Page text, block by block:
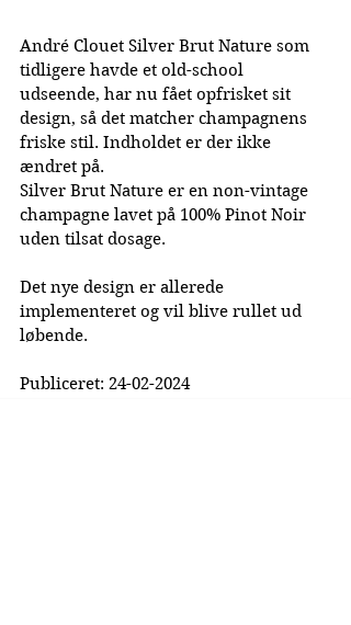
André Clouet Silver Brut Nature som
tidligere havde et old-school
udseende, har nu fået opfrisket sit
design, så det matcher champagnens
friske stil. Indholdet er der ikke
ændret på.
Silver Brut Nature er en non-vintage
champagne lavet på 100% Pinot Noir
uden tilsat dosage.
Det nye design er allerede
implementeret og vil blive rullet ud
løbende.
Publiceret: 24-02-2024